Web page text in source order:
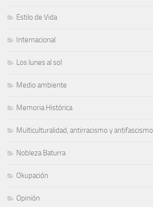
Estilo de Vida
Internacional
Los lunes al sol
Medio ambiente
Memoria Histórica
Multiculturalidad, antirracismo y antifascismo
Nobleza Baturra
Okupación
Opinión